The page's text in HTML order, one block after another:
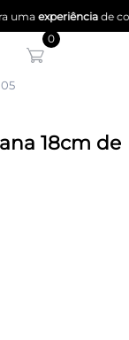
umaexperiênciade
0
18cm de